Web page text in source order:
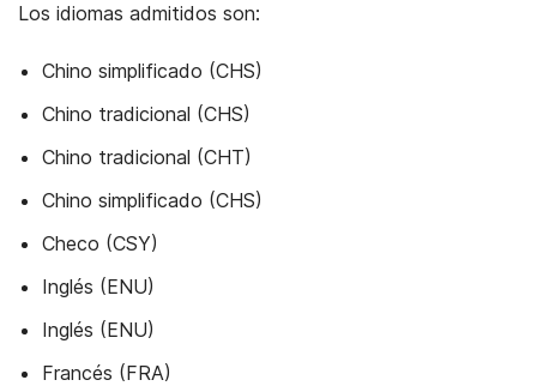
Los idiomas admitidos son:
Chino simplificado (CHS)
Chino tradicional (CHS)
Chino tradicional (CHT)
Chino simplificado (CHS)
Checo (CSY)
Inglés (ENU)
Inglés (ENU)
Francés (FRA)